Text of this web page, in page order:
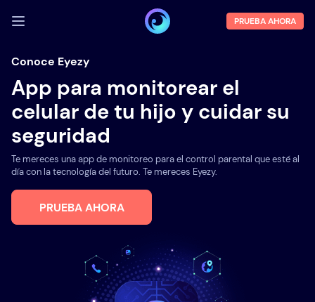
INICIA SESIÓN
Demo
Funciones
Sobre la empresa
Blog
PRUEBA AHORA
Conoce Eyezy
App para monitorear el
celular de tu hijo y cuidar su
seguridad
Te mereces una app de monitoreo para el control parental que esté al
día con la tecnología del futuro. Te mereces Eyezy.
PRUEBA AHORA